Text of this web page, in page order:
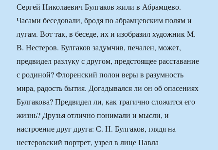
Сергей Николаевич Булгаков жили в Абрамцево.
Часами беседовали, бродя по абрамцевским полям и
лугам. Вот так, в беседе, их и изобразил художник М.
В. Нестеров. Булгаков задумчив, печален, может,
предвидел разлуку с другом, предстоящее расставание
с родиной? Флоренский полон веры в разумность
мира, радость бытия. Догадывался ли он об опасениях
Булгакова? Предвидел ли, как трагично сложится его
жизнь? Друзья отлично понимали и мысли, и
настроение друг друга: С. Н. Булгаков, глядя на
нестеровский портрет, узрел в лице Павла